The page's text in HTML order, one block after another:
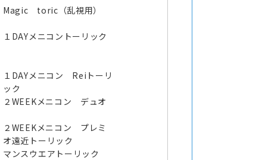
Magic toric（乱視用）
１DAYメニコントーリック
１DAYメニコン Reiトーリ
ック
２WEEKメニコン デュオ
２WEEKメニコン プレミ
オ遠近トーリック
マンスウエアトーリック